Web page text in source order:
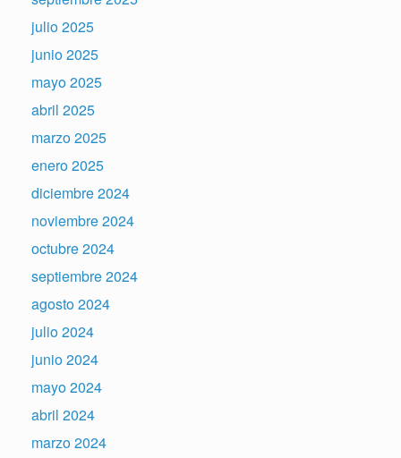
julio 2025
junio 2025
mayo 2025
abril 2025
marzo 2025
enero 2025
diciembre 2024
noviembre 2024
octubre 2024
septiembre 2024
agosto 2024
julio 2024
junio 2024
mayo 2024
abril 2024
marzo 2024